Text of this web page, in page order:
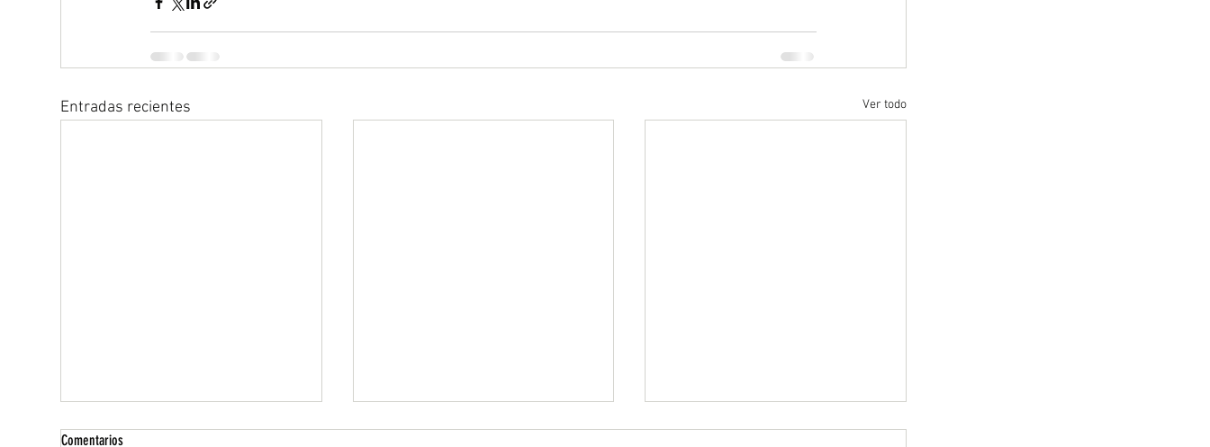
Entradas recientes Ver todo
Comentarios